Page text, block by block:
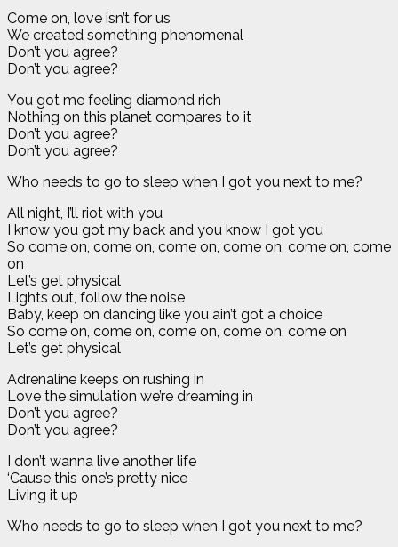
Come on, love isn’t for us
We created something phenomenal
Don’t you agree?
Don’t you agree?
You got me feeling diamond rich
Nothing on this planet compares to it
Don’t you agree?
Don’t you agree?
Who needs to go to sleep when I got you next to me?
All night, I’ll riot with you
I know you got my back and you know I got you
So come on, come on, come on, come on, come on, come
on
Let’s get physical
Lights out, follow the noise
Baby, keep on dancing like you ain’t got a choice
So come on, come on, come on, come on, come on
Let’s get physical
Adrenaline keeps on rushing in
Love the simulation we’re dreaming in
Don’t you agree?
Don’t you agree?
I don’t wanna live another life
‘Cause this one’s pretty nice
Living it up
Who needs to go to sleep when I got you next to me?